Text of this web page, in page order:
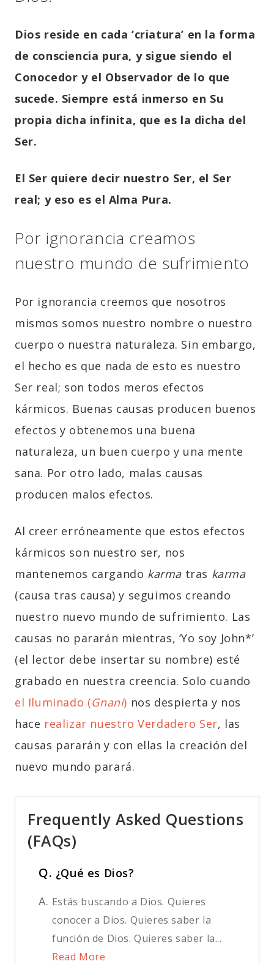
Dios reside en cada ‘criatura’ en la forma
de consciencia pura, y sigue siendo el
Conocedor y el Observador de lo que
sucede. Siempre está inmerso en Su
propia dicha infinita, que es la dicha del
Ser.
El Ser quiere decir nuestro Ser, el Ser
real; y eso es el Alma Pura.
Por ignorancia creamos
nuestro mundo de sufrimiento
Por ignorancia creemos que nosotros
mismos somos nuestro nombre o nuestro
cuerpo o nuestra naturaleza. Sin embargo,
el hecho es que nada de esto es nuestro
Ser real; son todos meros efectos
kármicos. Buenas causas producen buenos
efectos y obtenemos una buena
naturaleza, un buen cuerpo y una mente
sana. Por otro lado, malas causas
producen malos efectos.
Al creer erróneamente que estos efectos
kármicos son nuestro ser, nos
mantenemos cargando karma tras karma
(causa tras causa) y seguimos creando
nuestro nuevo mundo de sufrimiento. Las
causas no pararán mientras, ‘Yo soy John*’
(el lector debe insertar su nombre) esté
grabado en nuestra creencia. Solo cuando
el Iluminado (Gnani) nos despierta y nos
hace realizar nuestro Verdadero Ser, las
causas pararán y con ellas la creación del
nuevo mundo parará.
Frequently Asked Questions
(FAQs)
Q. ¿Qué es Dios?
A. Estás buscando a Dios. Quieres
conocer a Dios. Quieres saber la
función de Dios. Quieres saber la...
Read More